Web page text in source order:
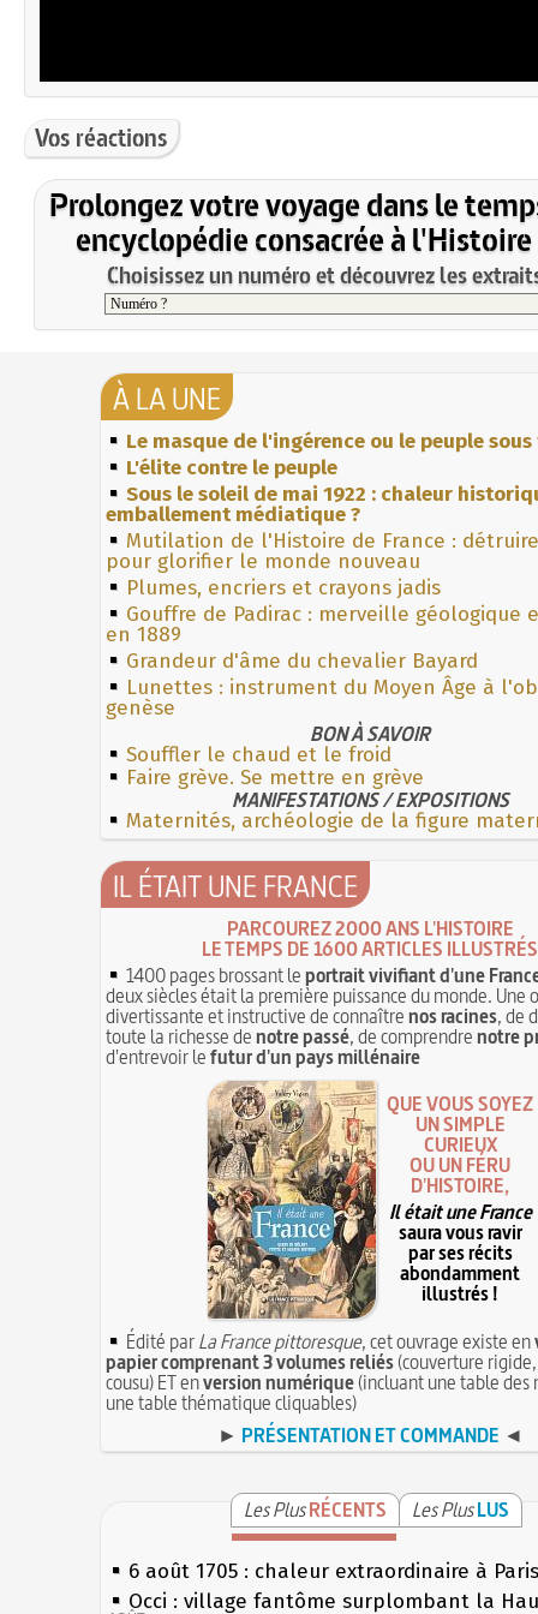
Vos réactions
Prolongez votre voyage dans le
encyclopédie consacrée à l'Histoire
Choisissez un numéro et découvrez les
À LA UNE
Le masque de l'ingérence ou le peuple
L'élite contre le peuple
Sous le soleil de mai 1922 : chaleur
emballement médiatique ?
Mutilation de l'Histoire de France :
pour glorifier le monde nouveau
Plumes, encriers et crayons jadis
Gouffre de Padirac : merveille géologique
en 1889
Grandeur d'âme du chevalier Bayard
Lunettes : instrument du Moyen Âge à
genèse
BON À SAVOIR
Souffler le chaud et le froid
Faire grève. Se mettre en grève
MANIFESTATIONS / EXPOSITIONS
Maternités, archéologie de la figure
IL ÉTAIT UNE FRANCE
PARCOUREZ 2000 ANS L'HISTOIRE
LE TEMPS DE 1600 ARTICLES ILLUSTRÉS
1400 pages brossant leportrait vivifiant d'une
deux siècles était la première puissance du monde. Une
divertissante et instructive de connaîtrenos racines, de
toute la richesse denotre passé, de comprendrenotre
d'entrevoir lefutur d'un pays millénaire
QUE VOUS SOYEZ
UN SIMPLE
CURIEUX
OU UN FÉRU
D'HISTOIRE,
Il était une France
saura vous ravir
par ses récits
abondamment
illustrés !
Édité parLa France pittoresque, cet ouvrage existe en
papier comprenant 3 volumes reliés(couverture
cousu) ET enversion numérique(incluant une table des
une table thématique cliquables)
► PRÉSENTATION ET COMMANDE ◄
Les PlusRÉCENTS Les PlusLUS
6 août 1705 : chaleur extraordinaire à Paris
Occi : village fantôme surplombant la